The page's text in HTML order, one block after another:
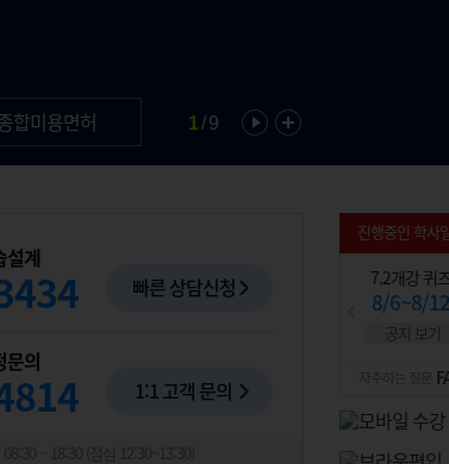
진행중인 학사
즈 5.21개강 과제
7/16~8/12
6.11개강 과제
8/6~9/2
5.21개강 과
7/16~8/
자주하는 질문
합미용면허 경영학
1/9
설계
빠른 상담신청
문의
1:1 고객 문의
08:30 ~ 18:30 (점심 12:30~13:30)